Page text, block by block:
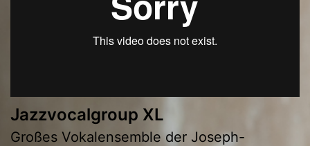
Jazzvocalgroup XL
Großes Vokalensemble der Joseph-